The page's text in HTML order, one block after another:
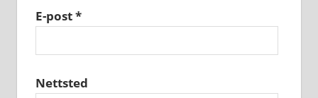
E-post*
Nettsted